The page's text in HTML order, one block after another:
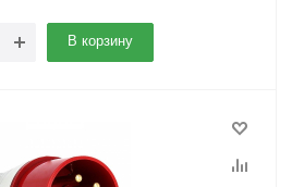
В корзину